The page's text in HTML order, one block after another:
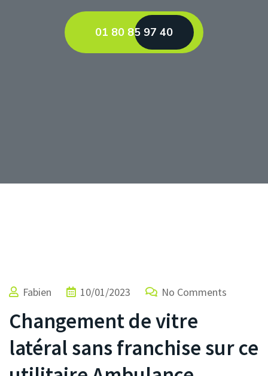
01 80 85 97 40
Fabien 10/01/2023 No Comments
Changement de vitre
latéral sans franchise sur ce